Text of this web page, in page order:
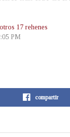
17 rehenes
PM
compartir